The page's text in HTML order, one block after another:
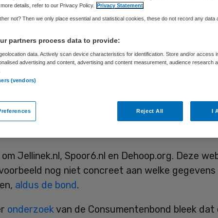
met medische informatie over verslavingen en
en zijn gestopt met het plaatsen van cookies
Drie sites hebben hun
Jellinek.nl, Spoor6.nl en Dehoop.org. Deze
nog niet concreet aan welke gegevens
aldus de bond.
onderzoekvan de Consumentenbond bleek dat
details, refer to our Privacy Policy.
Privacy Statement
not? Then we only place essential and statistical cookies, these do not record any data
partners process data to provide:
data. Actively scan device characteristics for identification. Store and/or access
advertising and content, advertising and content measurement, audience research
(vendors)
Reject All I